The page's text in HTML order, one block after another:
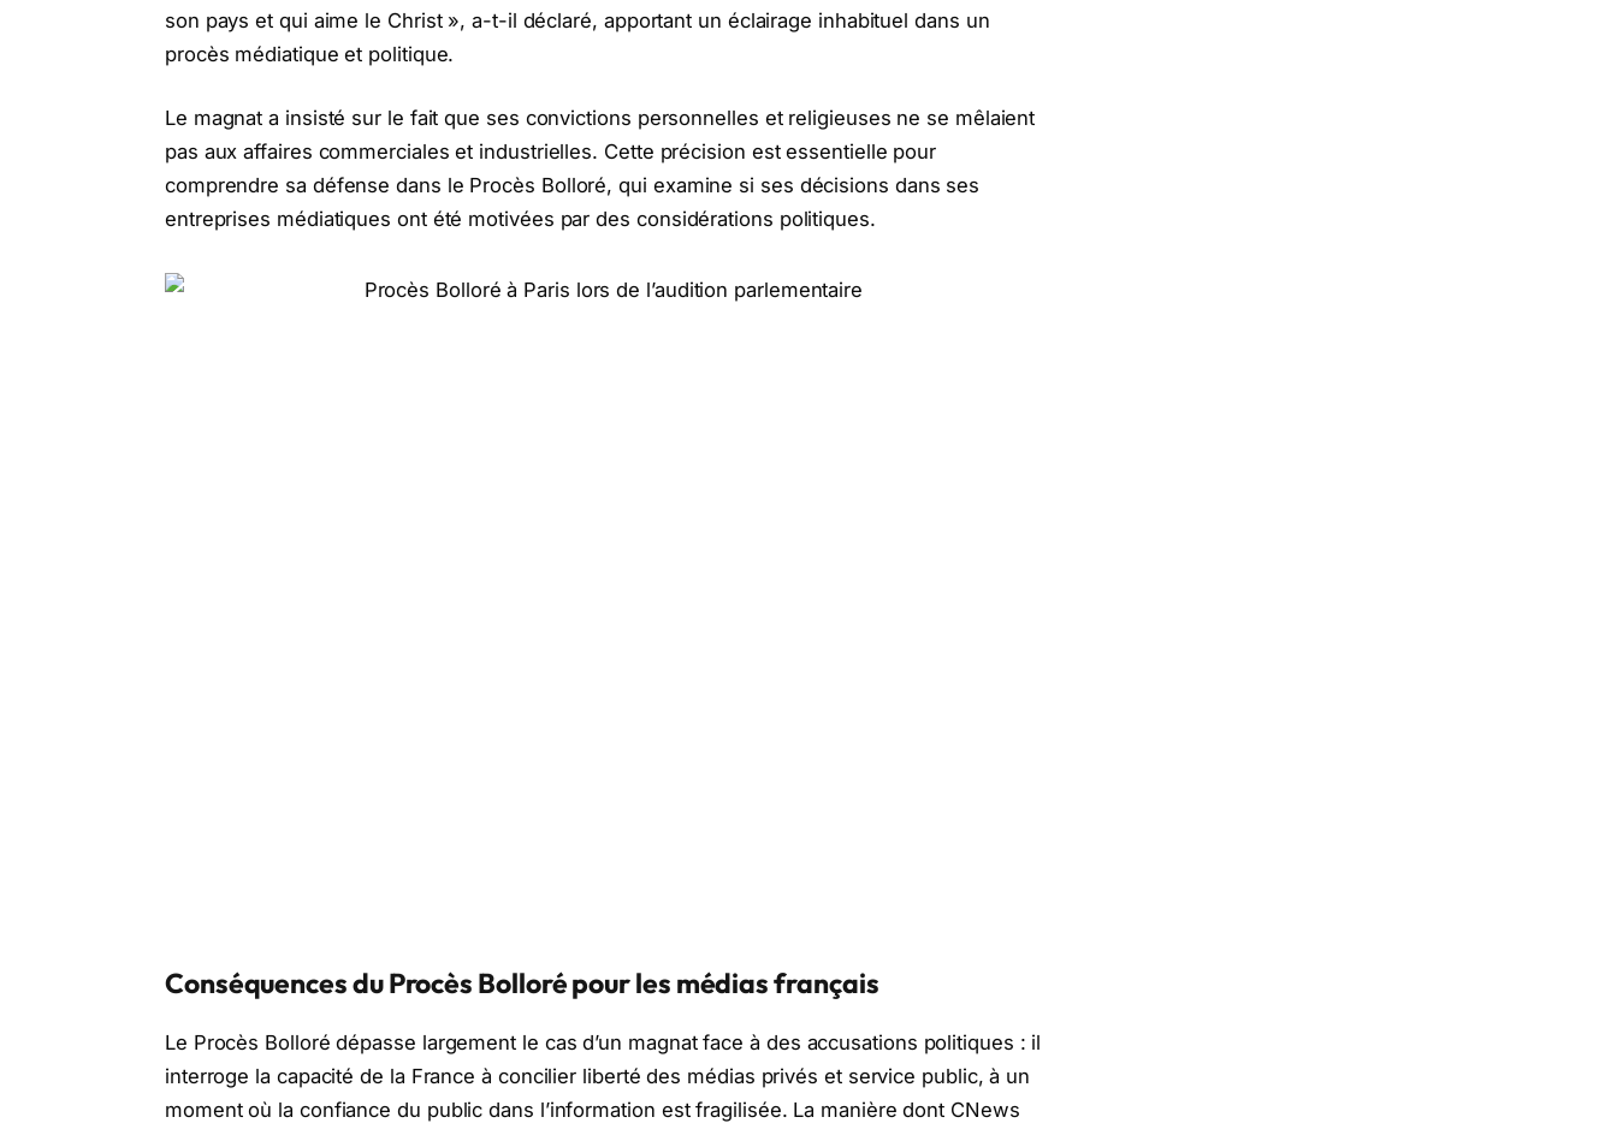
son pays et qui aime le Christ », a-t-il déclaré, apportant un éclairage inhabituel dans un
procès médiatique et politique.
Le magnat a insisté sur le fait que ses convictions personnelles et religieuses ne se mêlaient
pas aux affaires commerciales et industrielles. Cette précision est essentielle pour
comprendre sa défense dans le Procès Bolloré, qui examine si ses décisions dans ses
entreprises médiatiques ont été motivées par des considérations politiques.
Conséquences du Procès Bolloré pour les médias français
Le Procès Bolloré dépasse largement le cas d’un magnat face à des accusations politiques : il
interroge la capacité de la France à concilier liberté des médias privés et service public, à un
moment où la confiance du public dans l’information est fragilisée. La manière dont CNews